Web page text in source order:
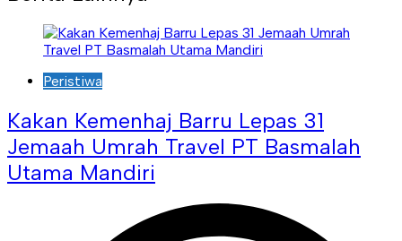
Peristiwa
Kakan Kemenhaj Barru Lepas 31
Jemaah Umrah Travel PT Basmalah
Utama Mandiri